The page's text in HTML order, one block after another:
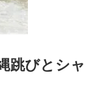
跳びとシャ